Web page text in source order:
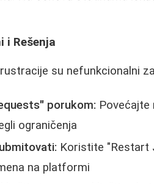
i Rešenja
su nefunkcionalni
porukom: Povećajte
ograničenja
Koristite "Restart
na platformi